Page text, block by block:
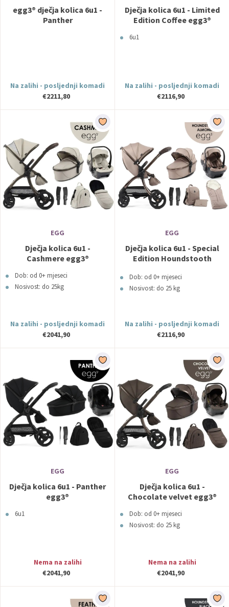
egg3® dječja kolica 6u1 -
Panther
Na zalihi - posljednji komadi
€2211,80
Dječja kolica 6u1 - Limited
Edition Coffee egg3®
6u1
Na zalihi - posljednji komadi
€2116,90
EGG
Dječja kolica 6u1 -
Cashmere egg3®
Dob: od 0+ mjeseci
Nosivost: do 25kg
Na zalihi - posljednji komadi
€2041,90
EGG
Dječja kolica 6u1 - Special
Edition Houndstooth
Dob: od 0+ mjeseci
Nosivost: do 25 kg
Na zalihi - posljednji komadi
€2116,90
EGG
Dječja kolica 6u1 - Panther
egg3®
6u1
Nema na zalihi
€2041,90
EGG
Dječja kolica 6u1 -
Chocolate velvet egg3®
Dob: od 0+ mjeseci
Nosivost: do 25 kg
Nema na zalihi
€2041,90